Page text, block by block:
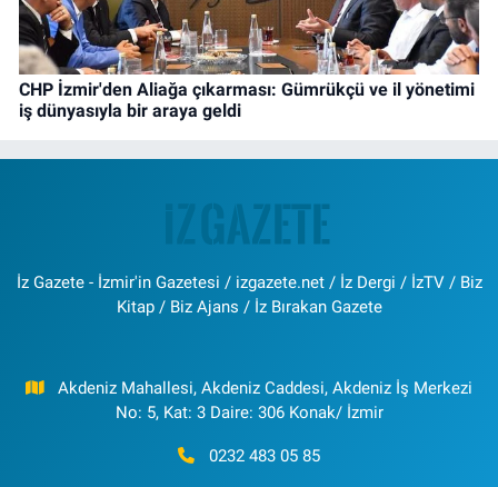
CHP İzmir'den Aliağa çıkarması: Gümrükçü ve il yönetimi
iş dünyasıyla bir araya geldi
İz Gazete - İzmir'in Gazetesi / izgazete.net / İz Dergi / İzTV / Biz
Kitap / Biz Ajans / İz Bırakan Gazete
Akdeniz Mahallesi, Akdeniz Caddesi, Akdeniz İş Merkezi
No: 5, Kat: 3 Daire: 306 Konak/ İzmir
0232 483 05 85